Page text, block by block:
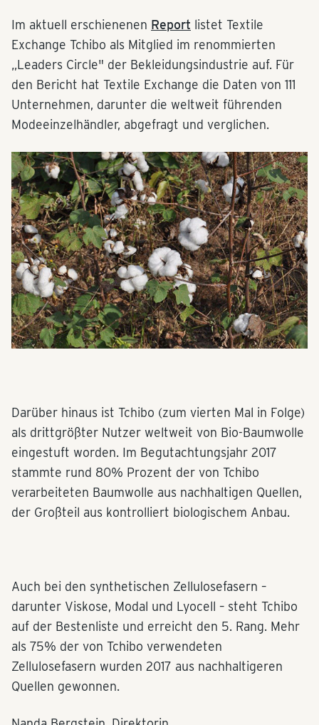
Im aktuell erschienenen Report listet Textile
Exchange Tchibo als Mitglied im renommierten
„Leaders Circle" der Bekleidungsindustrie auf. Für
den Bericht hat Textile Exchange die Daten von 111
Unternehmen, darunter die weltweit führenden
Modeeinzelhändler, abgefragt und verglichen.
Darüber hinaus ist Tchibo (zum vierten Mal in Folge)
als drittgrößter Nutzer weltweit von Bio-Baumwolle
eingestuft worden. Im Begutachtungsjahr 2017
stammte rund 80% Prozent der von Tchibo
verarbeiteten Baumwolle aus nachhaltigen Quellen,
der Großteil aus kontrolliert biologischem Anbau.
Auch bei den synthetischen Zellulosefasern –
darunter Viskose, Modal und Lyocell – steht Tchibo
auf der Bestenliste und erreicht den 5. Rang. Mehr
als 75% der von Tchibo verwendeten
Zellulosefasern wurden 2017 aus nachhaltigeren
Quellen gewonnen.